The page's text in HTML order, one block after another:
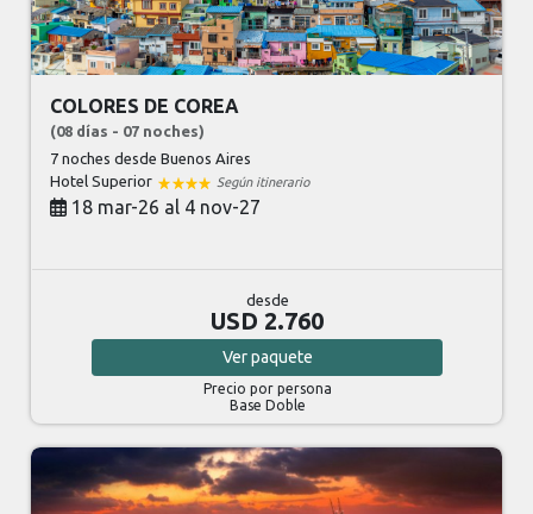
COLORES DE COREA
(08 días - 07 noches)
7 nochesdesde Buenos Aires
Hotel Superior
Según itinerario
18 mar-26 al 4 nov-27
desde
USD 2.760
Verpaquete
Precio por persona
Base Doble